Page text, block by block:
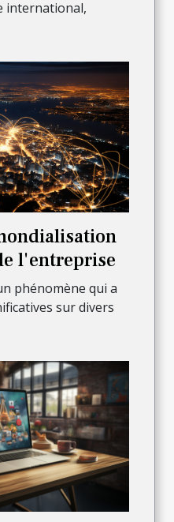
international,
l'entreprise
phénomène qui a
sur divers